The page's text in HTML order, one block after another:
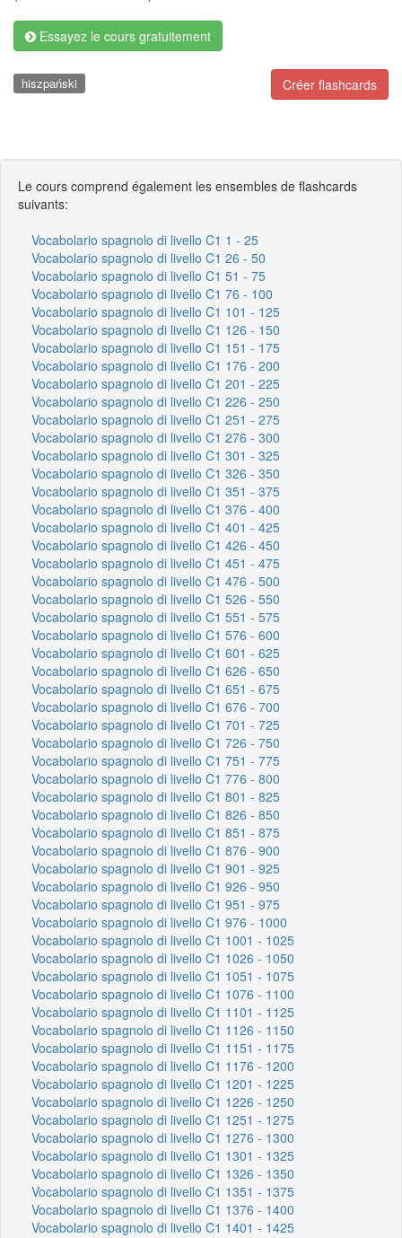
Essayez le cours gratuitement
Créer flashcards
hiszpański
Le cours comprend également les ensembles de flashcards
suivants:
Vocabolario spagnolo di livello C1 1 - 25
Vocabolario spagnolo di livello C1 26 - 50
Vocabolario spagnolo di livello C1 51 - 75
Vocabolario spagnolo di livello C1 76 - 100
Vocabolario spagnolo di livello C1 101 - 125
Vocabolario spagnolo di livello C1 126 - 150
Vocabolario spagnolo di livello C1 151 - 175
Vocabolario spagnolo di livello C1 176 - 200
Vocabolario spagnolo di livello C1 201 - 225
Vocabolario spagnolo di livello C1 226 - 250
Vocabolario spagnolo di livello C1 251 - 275
Vocabolario spagnolo di livello C1 276 - 300
Vocabolario spagnolo di livello C1 301 - 325
Vocabolario spagnolo di livello C1 326 - 350
Vocabolario spagnolo di livello C1 351 - 375
Vocabolario spagnolo di livello C1 376 - 400
Vocabolario spagnolo di livello C1 401 - 425
Vocabolario spagnolo di livello C1 426 - 450
Vocabolario spagnolo di livello C1 451 - 475
Vocabolario spagnolo di livello C1 476 - 500
Vocabolario spagnolo di livello C1 526 - 550
Vocabolario spagnolo di livello C1 551 - 575
Vocabolario spagnolo di livello C1 576 - 600
Vocabolario spagnolo di livello C1 601 - 625
Vocabolario spagnolo di livello C1 626 - 650
Vocabolario spagnolo di livello C1 651 - 675
Vocabolario spagnolo di livello C1 676 - 700
Vocabolario spagnolo di livello C1 701 - 725
Vocabolario spagnolo di livello C1 726 - 750
Vocabolario spagnolo di livello C1 751 - 775
Vocabolario spagnolo di livello C1 776 - 800
Vocabolario spagnolo di livello C1 801 - 825
Vocabolario spagnolo di livello C1 826 - 850
Vocabolario spagnolo di livello C1 851 - 875
Vocabolario spagnolo di livello C1 876 - 900
Vocabolario spagnolo di livello C1 901 - 925
Vocabolario spagnolo di livello C1 926 - 950
Vocabolario spagnolo di livello C1 951 - 975
Vocabolario spagnolo di livello C1 976 - 1000
Vocabolario spagnolo di livello C1 1001 - 1025
Vocabolario spagnolo di livello C1 1026 - 1050
Vocabolario spagnolo di livello C1 1051 - 1075
Vocabolario spagnolo di livello C1 1076 - 1100
Vocabolario spagnolo di livello C1 1101 - 1125
Vocabolario spagnolo di livello C1 1126 - 1150
Vocabolario spagnolo di livello C1 1151 - 1175
Vocabolario spagnolo di livello C1 1176 - 1200
Vocabolario spagnolo di livello C1 1201 - 1225
Vocabolario spagnolo di livello C1 1226 - 1250
Vocabolario spagnolo di livello C1 1251 - 1275
Vocabolario spagnolo di livello C1 1276 - 1300
Vocabolario spagnolo di livello C1 1301 - 1325
Vocabolario spagnolo di livello C1 1326 - 1350
Vocabolario spagnolo di livello C1 1351 - 1375
Vocabolario spagnolo di livello C1 1376 - 1400
Vocabolario spagnolo di livello C1 1401 - 1425